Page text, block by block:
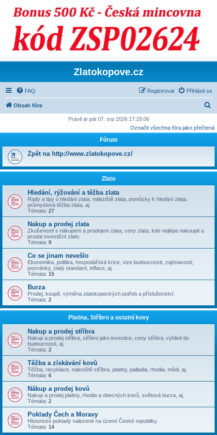
Zlatokopove.cz
FAQ Přihlásit se
Registrovat
Obsah fóra
e
Právě je pát 07. srp 2026 17:29:06
Označit všechna fóra jako přečtená
Fórum
Zpět na http://www.zlatokopove.cz/
Zlato
Hledání, rýžování a těžba zlata
Rady a tipy o hledání zlata, naleziště zlata, pomůcky k hledání zlata,
průmyslová těžba zlata, aj.
Témata: 27
Nakup a prodej zlata
Zkušenosti s nákupem a prodejem zlata, ceny zlata, kde nejlépe nakoupit a
prodat investiční zlato.
Témata: 9
Co se jinam nevešlo
Ekonomika, politika, hospodářská krize, vize budoucnosti, zajímavosti,
pozvánky, zlatý standard, inflace, aj.
Témata: 15
Burza
Prodej, koupě, výměna zlatokopeckých potřeb a příslušenství.
Témata: 2
Platina, Stříbro a ostatní kovy
Nakup a prodej stříbra
Nakup a prodej střibra, stříbro jako investice, ceny stříbra, výhled do
budoucnosti, aj.
Témata: 2
Těžba a získávání kovů
Těžba, recyklace, naleziště stříbra, platiny, palladia, rhodia, mědi, aj.
Témata: 6
Nákup a prodej kovů
Nakup a prodej platiny, rhodia a obecných kovů, světová burza, aj.
Témata: 2
Poklady Čech a Moravy
Historické poklady nalezené na území České republiky.
Témata: 14